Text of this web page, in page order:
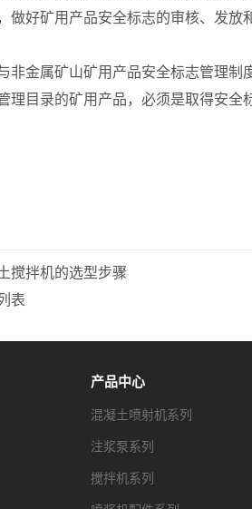
做好矿用产品安全标志的审核、发放
金属矿山矿用产品安全标志管理制度
理目录的矿用产品，必须是取得安全
搅拌机的选型步骤
表
产品中心
混凝土喷射机系列
注浆泵系列
搅拌机系列